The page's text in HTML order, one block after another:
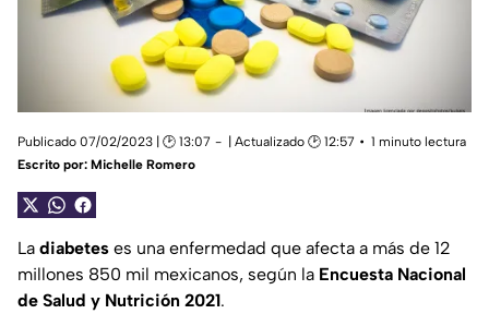
Publicado 07/02/2023 | 🕑 13:07 | Actualizado 🕑 12:57
1 minuto lectura
Escrito por: Michelle Romero
La diabetes es una enfermedad que afecta a más de 12
millones 850 mil mexicanos, según la Encuesta Nacional
de Salud y Nutrición 2021.